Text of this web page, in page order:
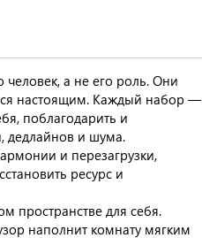
а не его роль. Они
настоящим. Каждый набор —
поблагодарить и
дедлайнов и шума.
и перезагрузки,
ресурс и
пространстве для себя.
наполнит комнату мягким